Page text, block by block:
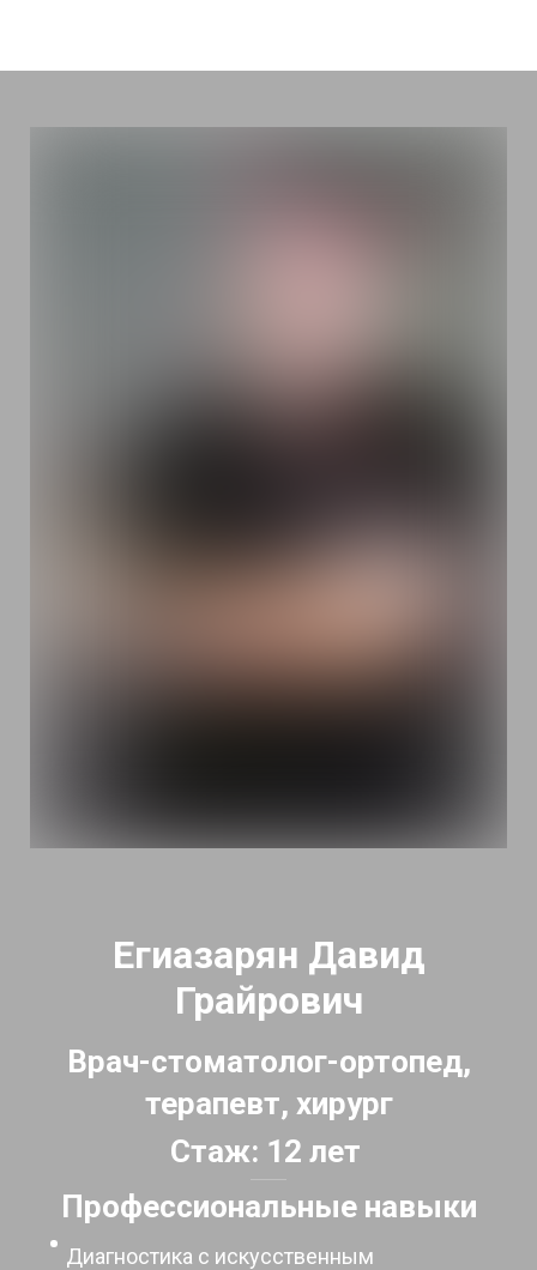
Егиазарян Давид
Грайрович
Врач-стоматолог-ортопед,
терапевт, хирург
Стаж: 12 лет
Профессиональные навыки
Диагностика с искусственным